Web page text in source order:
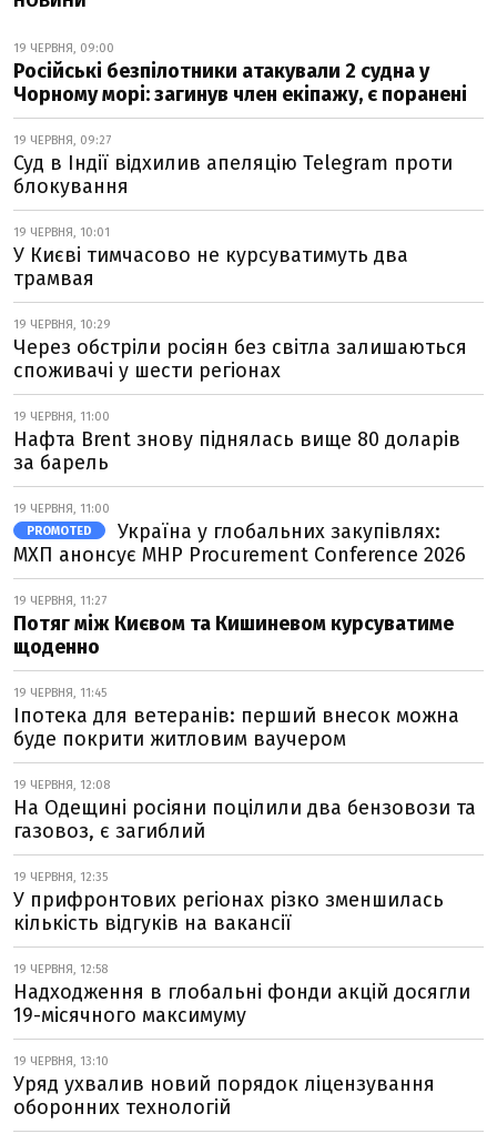
19 ЧЕРВНЯ, 09:00
Російські безпілотники атакували 2 судна у
Чорному морі: загинув член екіпажу, є поранені
19 ЧЕРВНЯ, 09:27
Суд в Індії відхилив апеляцію Telegram проти
блокування
19 ЧЕРВНЯ, 10:01
У Києві тимчасово не курсуватимуть два
трамвая
19 ЧЕРВНЯ, 10:29
Через обстріли росіян без світла залишаються
споживачі у шести регіонах
19 ЧЕРВНЯ, 11:00
Нафта Brent знову піднялась вище 80 доларів
за барель
19 ЧЕРВНЯ, 11:00
PROMOTED
Україна у глобальних закупівлях:
МХП анонсує MHP Procurement Conference 2026
19 ЧЕРВНЯ, 11:27
Потяг між Києвом та Кишиневом курсуватиме
щоденно
19 ЧЕРВНЯ, 11:45
Іпотека для ветеранів: перший внесок можна
буде покрити житловим ваучером
19 ЧЕРВНЯ, 12:08
На Одещині росіяни поцілили два бензовози та
газовоз, є загиблий
19 ЧЕРВНЯ, 12:35
У прифронтових регіонах різко зменшилась
кількість відгуків на вакансії
19 ЧЕРВНЯ, 12:58
Надходження в глобальні фонди акцій досягли
19-місячного максимуму
19 ЧЕРВНЯ, 13:10
Уряд ухвалив новий порядок ліцензування
оборонних технологій